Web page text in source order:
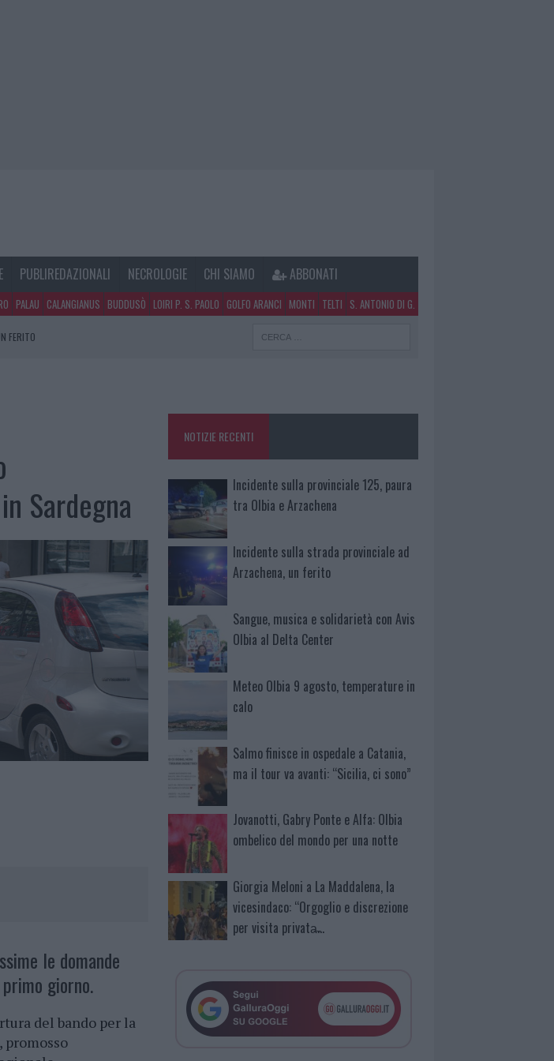
PUBLIREDAZIONALI NECROLOGIE CHI SIAMO ABBONATI
PALAU CALANGIANUS BUDDUSÒ LOIRI P. S. PAOLO GOLFO ARANCI MONTI TELTI S. ANTONIO DI G.
FERITO
Sardegna
le domande
giorno.
del bando per la
NOTIZIE RECENTI
Incidente sulla provinciale 125, paura
tra Olbia e Arzachena
Incidente sulla strada provinciale ad
Arzachena, un ferito
Sangue, musica e solidarietà con Avis
Olbia al Delta Center
Meteo Olbia 9 agosto, temperature in
calo
Salmo finisce in ospedale a Catania,
ma il tour va avanti: “Sicilia, ci sono”
Jovanotti, Gabry Ponte e Alfa: Olbia
ombelico del mondo per una notte
Giorgia Meloni a La Maddalena, la
vicesindaco: “Orgoglio e discrezione
per visita privata̶…